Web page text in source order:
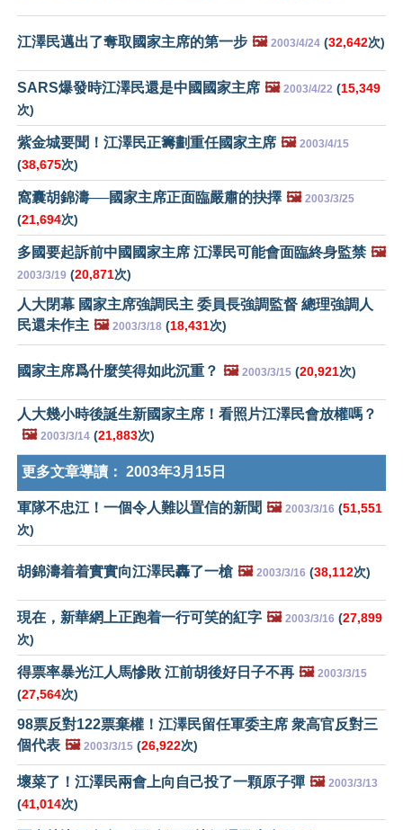
江澤民邁出了奪取國家主席的第一步 🖼️ 2003/4/24 (32,642次)
SARS爆發時江澤民還是中國國家主席 🖼️ 2003/4/22 (15,349
次)
紫金城要聞！江澤民正籌劃重任國家主席 🖼️ 2003/4/15
(38,675次)
窩囊胡錦濤──國家主席正面臨嚴肅的抉擇 🖼️ 2003/3/25
(21,694次)
多國要起訴前中國國家主席 江澤民可能會面臨終身監禁 🖼️
2003/3/19 (20,871次)
人大閉幕 國家主席強調民主 委員長強調監督 總理強調人
民還未作主 🖼️ 2003/3/18 (18,431次)
國家主席爲什麼笑得如此沉重？ 🖼️ 2003/3/15 (20,921次)
人大幾小時後誕生新國家主席！看照片江澤民會放權嗎？
🖼️ 2003/3/14 (21,883次)
更多文章導讀： 2003年3月15日
軍隊不忠江！一個令人難以置信的新聞 🖼️ 2003/3/16 (51,551
次)
胡錦濤着着實實向江澤民轟了一槍 🖼️ 2003/3/16 (38,112次)
現在，新華網上正跑着一行可笑的紅字 🖼️ 2003/3/16 (27,899
次)
得票率暴光江人馬慘敗 江前胡後好日子不再 🖼️ 2003/3/15
(27,564次)
98票反對122票棄權！江澤民留任軍委主席 衆高官反對三
個代表 🖼️ 2003/3/15 (26,922次)
壞菜了！江澤民兩會上向自己投了一顆原子彈 🖼️ 2003/3/13
(41,014次)